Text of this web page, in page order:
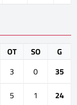
OT SO
G
3 0
35
5 1 24